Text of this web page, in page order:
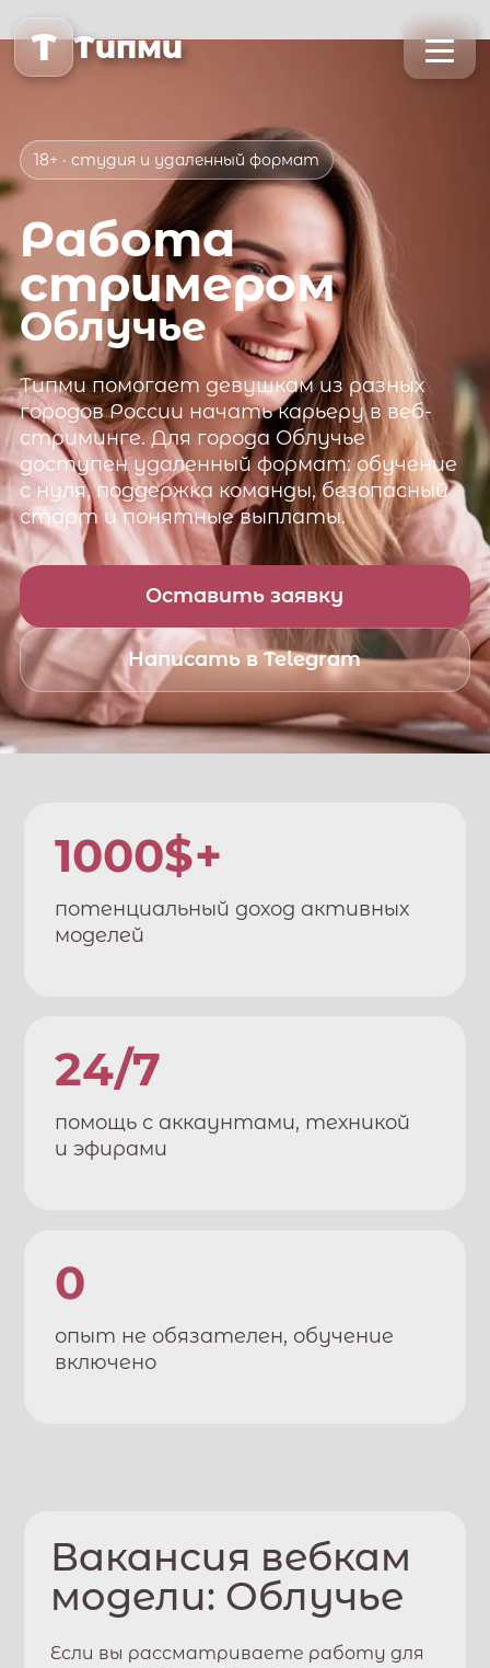
T Типми
18+ · студия и удаленный формат
Работа
стримером
Облучье
Типмипомогает девушкам из разных
городов России начать карьеру в веб-
стриминге. Для города Облучье
доступен удаленный формат: обучение
с нуля, поддержка команды, безопасный
старт и понятные выплаты.
Оставить заявку
Написать в Telegram
1000$+
потенциальный доход активных
моделей
24/7
помощь с аккаунтами, техникой
и эфирами
0
опыт не обязателен, обучение
включено
Вакансия вебкам
модели: Облучье
Если вы рассматриваете работу для